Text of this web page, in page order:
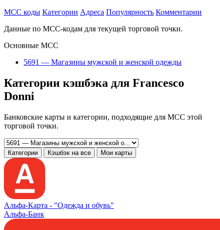
MCC коды Категории Адреса Популярность Комментарии
Данные по MCC-кодам для текущей торговой точки.
Основные MCC
5691 — Магазины мужской и женской одежды
Категории кэшбэка для Francesco
Donni
Банковские карты и категории, подходящие для MCC этой
торговой точки.
Категории Кэшбэк на все Мои карты
Альфа‑Карта - "Одежда и обувь"
Альфа-Банк